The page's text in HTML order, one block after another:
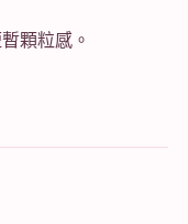
顆粒感。